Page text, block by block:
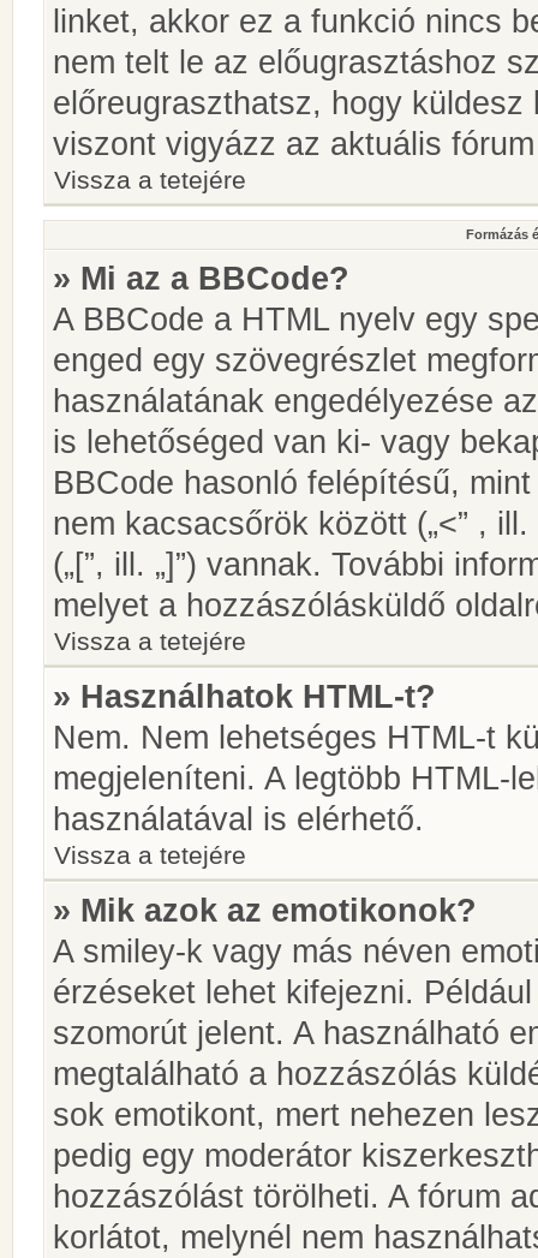
linket, akkor ez a funkció nincs
nem telt le az előugrasztáshoz
előreugraszthatsz, hogy
viszont vigyázz az aktuális
Vissza a tetejére
Formázás
» Mi az a BBCode?
A BBCode a HTML nyelv egy
enged egy szövegrészlet
használatának engedélyezése
is lehetőséged van ki- vagy
BBCode hasonló felépítésű,
nem kacsacsőrök között („<” ,
(„[”, ill. „]”) vannak. További
melyet a hozzászólásküldő
Vissza a tetejére
» Használhatok HTML-t?
Nem. Nem lehetséges HTML-t
megjeleníteni. A legtöbb HTML-
használatával is elérhető.
Vissza a tetejére
» Mik azok az emotikonok?
A smiley-k vagy más néven
érzéseket lehet kifejezni.
szomorút jelent. A használható
megtalálható a hozzászólás
sok emotikont, mert nehezen
pedig egy moderátor
hozzászólást törölheti. A fórum
korlátot, melynél nem